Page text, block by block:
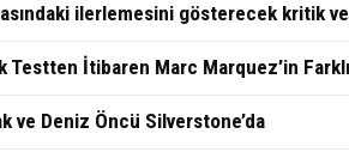
ilerlemesini gösterecek kritik
İtibaren Marc Marquez’in
ve Deniz Öncü Silverstone’da